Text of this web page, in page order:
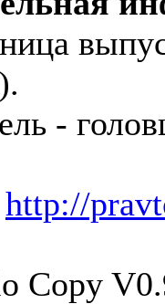
-
http://
Copy